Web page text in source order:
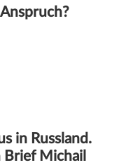
in Russland.
Brief Michail